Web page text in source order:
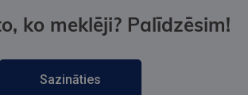
ko meklēji? Palīdzēsim!
Sazināties